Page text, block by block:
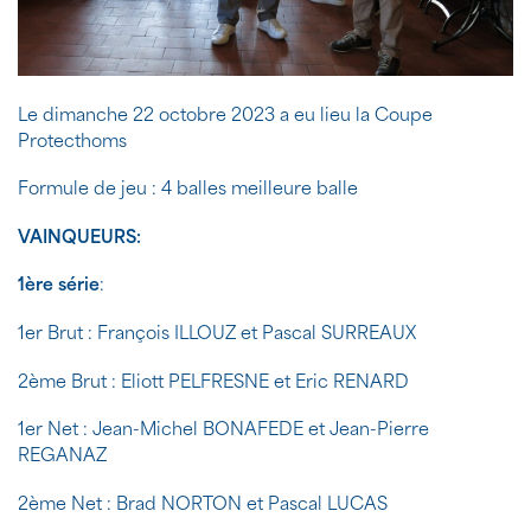
Le dimanche 22 octobre 2023 a eu lieu la Coupe
Protecthoms
Formule de jeu : 4 balles meilleure balle
VAINQUEURS:
1ère série:
1er Brut : François ILLOUZ et Pascal SURREAUX
2ème Brut : Eliott PELFRESNE et Eric RENARD
1er Net : Jean-Michel BONAFEDE et Jean-Pierre
REGANAZ
2ème Net : Brad NORTON et Pascal LUCAS